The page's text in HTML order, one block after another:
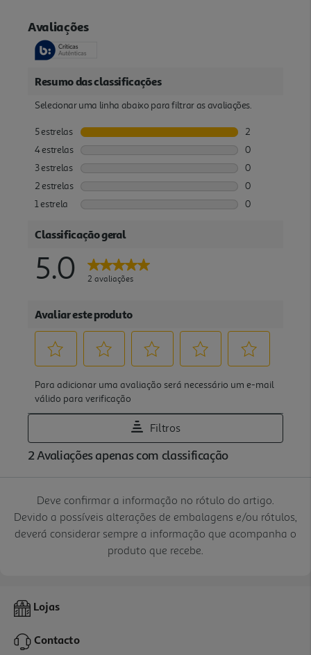
Deve confirmar a informação no rótulo do artigo.
Devido a possíveis alterações de embalagens e/ou rótulos,
deverá considerar sempre a informação que acompanha o
produto que recebe.
Lojas
Contacto